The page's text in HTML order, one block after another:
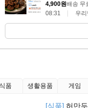
4,900원배송 무
08:31
우
품 생활용품 게임
[식품] 허만